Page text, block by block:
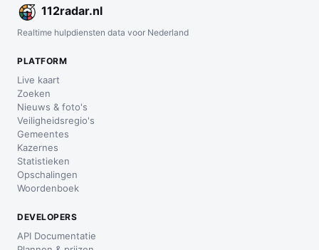
112radar.nl
Realtime hulpdiensten data voor Nederland
PLATFORM
Live kaart
Zoeken
Nieuws & foto's
Veiligheidsregio's
Gemeentes
Kazernes
Statistieken
Opschalingen
Woordenboek
DEVELOPERS
API Documentatie